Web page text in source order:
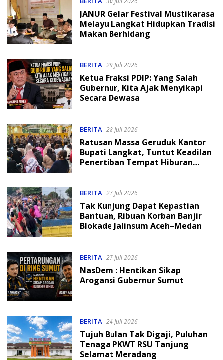
JANUR Gelar Festival Mustikarasa
Melayu Langkat Hidupkan Tradisi
Makan Berhidang
BERITA 29 Juli 2026
Ketua Fraksi PDIP: Yang Salah
Gubernur, Kita Ajak Menyikapi
Secara Dewasa
BERITA 28 Juli 2026
Ratusan Massa Geruduk Kantor
Bupati Langkat, Tuntut Keadilan
Penertiban Tempat Hiburan
BERITA 27 Juli 2026
Tak Kunjung Dapat Kepastian
Bantuan, Ribuan Korban Banjir
Blokade Jalinsum Aceh–Medan
BERITA 27 Juli 2026
NasDem : Hentikan Sikap
Arogansi Gubernur Sumut
BERITA 24 Juli 2026
Tujuh Bulan Tak Digaji, Puluhan
Tenaga PKWT RSU Tanjung
Selamat Meradang